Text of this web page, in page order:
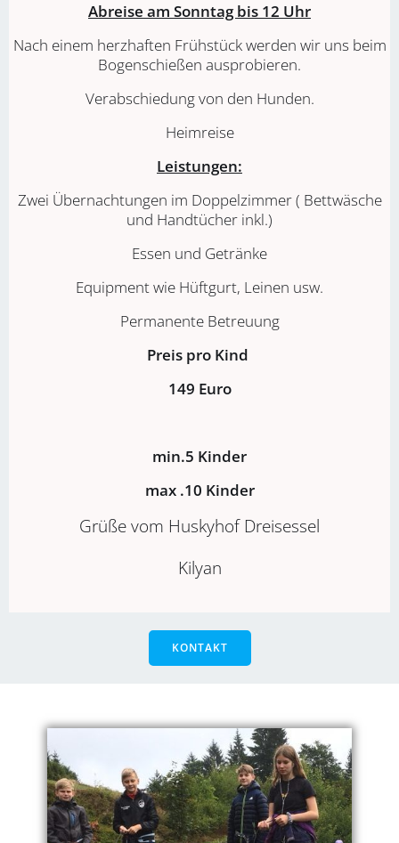
Abreise am Sonntag bis 12 Uhr
Nach einem herzhaften Frühstück werden wir uns beim
Bogenschießen ausprobieren.
Verabschiedung von den Hunden.
Heimreise
Leistungen:
Zwei Übernachtungen im Doppelzimmer ( Bettwäsche
und Handtücher inkl.)
Essen und Getränke
Equipment wie Hüftgurt, Leinen usw.
Permanente Betreuung
Preis pro Kind
149 Euro
min.5 Kinder
max .10 Kinder
Grüße vom Huskyhof Dreisessel
Kilyan
KONTAKT